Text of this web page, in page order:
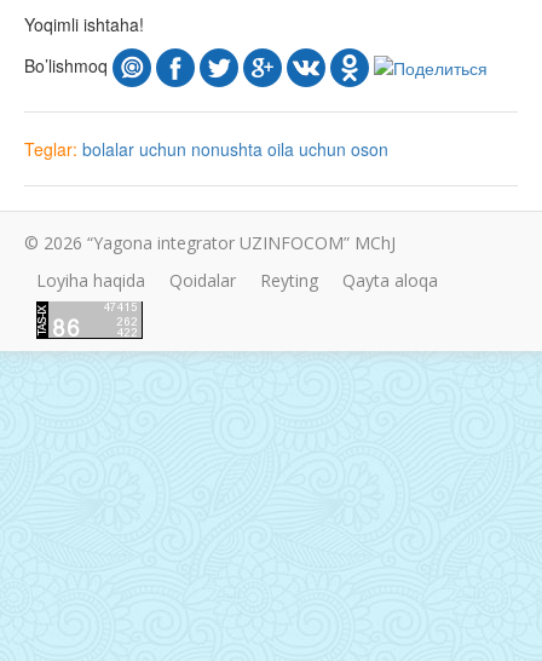
Yoqimli ishtaha!
Bo’lishmoq
Teglar: bolalar uchun nonushta oila uchun oson
© 2026 “Yagona integrator UZINFOCOM” MChJ
Loyiha haqida
Qoidalar Reyting Qayta aloqa